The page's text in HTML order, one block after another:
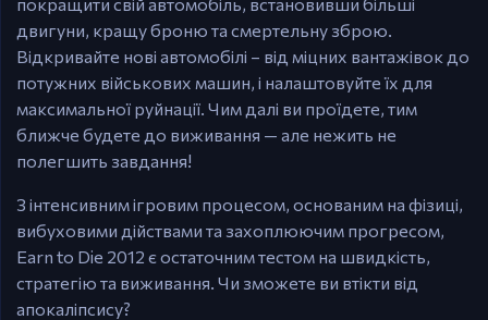
двигуни, кращу броню та смертельну зброю.
Відкривайте нові автомобілі – від міцних вантажівок до
потужних військових машин, і налаштовуйте їх для
максимальної руйнації. Чим далі ви проїдете, тим
ближче будете до виживання — але нежить не
полегшить завдання!
З інтенсивним ігровим процесом, основаним на фізиці,
вибуховими дійствами та захоплюючим прогресом,
Earn to Die 2012 є остаточним тестом на швидкість,
стратегію та виживання. Чи зможете ви втікти від
апокаліпсису?